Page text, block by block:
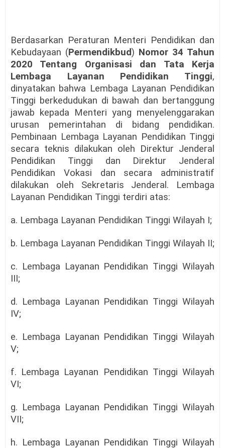
Berdasarkan Peraturan Menteri Pendidikan dan
Kebudayaan (Permendikbud) Nomor 34 Tahun
2020 Tentang Organisasi dan Tata Kerja
Lembaga Layanan Pendidikan Tinggi,
dinyatakan bahwa Lembaga Layanan Pendidikan
Tinggi berkedudukan di bawah dan bertanggung
jawab kepada Menteri yang menyelenggarakan
urusan pemerintahan di bidang pendidikan.
Pembinaan Lembaga Layanan Pendidikan Tinggi
secara teknis dilakukan oleh Direktur Jenderal
Pendidikan Tinggi dan Direktur Jenderal
Pendidikan Vokasi dan secara administratif
dilakukan oleh Sekretaris Jenderal. Lembaga
Layanan Pendidikan Tinggi terdiri atas:
a. Lembaga Layanan Pendidikan Tinggi Wilayah I;
b. Lembaga Layanan Pendidikan Tinggi Wilayah II;
c. Lembaga Layanan Pendidikan Tinggi Wilayah
III;
d. Lembaga Layanan Pendidikan Tinggi Wilayah
IV;
e. Lembaga Layanan Pendidikan Tinggi Wilayah
V;
f. Lembaga Layanan Pendidikan Tinggi Wilayah
VI;
g. Lembaga Layanan Pendidikan Tinggi Wilayah
VII;
h. Lembaga Layanan Pendidikan Tinggi Wilayah